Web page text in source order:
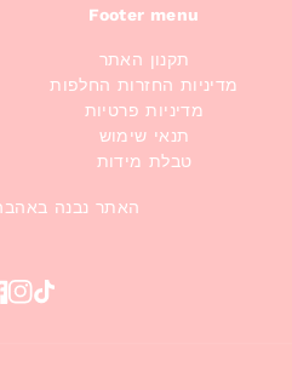
Footer menu
תקנון האתר
מדיניות החזרות החלפות
מדיניות פרטיות
תנאי שימוש
טבלת מידות
האתר נבנה